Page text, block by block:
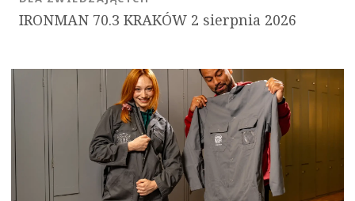
IRONMAN 70.3 KRAKÓW 2 sierpnia 2026